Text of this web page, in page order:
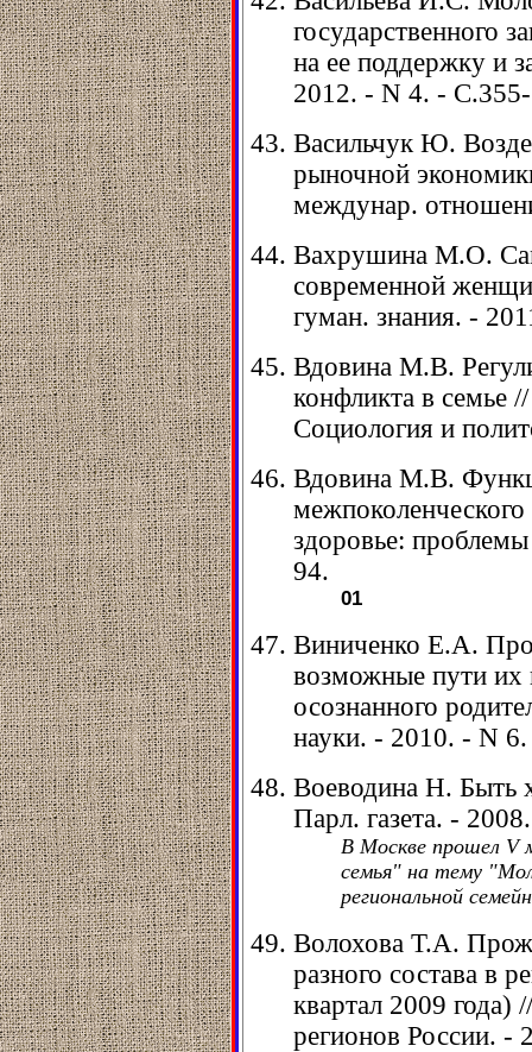
государственного
на ее поддержку и
2012. - N 4. -
Васильчук Ю.
рыночной
междунар.
Вахрушина М.О.
современной
гуман. знания. -
Вдовина М.В.
конфликта в семье
Социология и
Вдовина М.В.
здоровье:
94.
01
Виниченко Е.А.
возможные пути их
осознанного
науки. - 2010. - N
Воеводина Н. Быть
Парл. газета. -
В Москве прошел V
семья" на тему
региональной
Волохова Т.А.
разного состава в
квартал 2009 года)
регионов России.